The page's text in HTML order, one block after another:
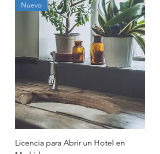
Nuevo
Licencia para Abrir un Hotel en